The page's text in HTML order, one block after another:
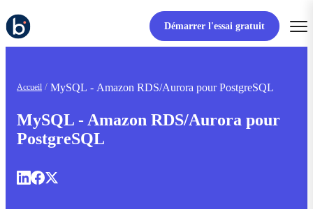
Démarrer l'essai gratuit
Accueil MySQL - Amazon RDS/Aurora pour PostgreSQL
MySQL - Amazon RDS/Aurora pour
PostgreSQL